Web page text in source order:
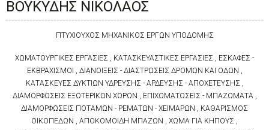
ΒΟΥΚΥΔΗΣ ΝΙΚΟΛΑΟΣ
ΠΤΥΧΙΟΥΧΟΣ ΜΗΧΑΝΙΚΟΣ ΕΡΓΩΝ ΥΠΟΔΟΜΗΣ
ΧΩΜΑΤΟΥΡΓΙΚΕΣ ΕΡΓΑΣΙΕΣ , ΚΑΤΑΣΚΕΥΑΣΤΙΚΕΣ ΕΡΓΑΣΙΕΣ , ΕΣΚΑΦΕΣ -
ΕΚΒΡΑΧΙΣΜΟΙ , ΔΙΑΝΟΙΞΕΙΣ - ΔΙΑΣΤΡΩΣΕΙΣ ΔΡΟΜΩΝ ΚΑΙ ΟΔΩΝ ,
ΚΑΤΑΣΚΕΥΕΣ ΔΥΚΤΙΩΝ ΥΔΡΕΥΣΗΣ - ΑΡΔΕΥΣΗΣ - ΑΠΟΧΕΤΕΥΣΗΣ ,
ΔΙΑΜΟΡΦΩΣΕΙΣ ΕΞΩΤΕΡΙΚΩΝ ΧΩΡΩΝ , ΕΠΙΧΩΜΑΤΩΣΕΙΣ - ΜΠΑΖΩΜΑΤΑ ,
ΔΙΑΜΟΡΦΩΣΕΙΣ ΠΟΤΑΜΩΝ - ΡΕΜΑΤΩΝ - ΧΕΙΜΑΡΩΝ , ΚΑΘΑΡΙΣΜΟΣ
ΟΙΚΟΠΕΔΩΝ , ΑΠΟΚΟΜΟΙΔΗ ΜΠΑΖΩΝ , ΧΩΜΑ ΓΙΑ ΚΗΠΟΥΣ ,